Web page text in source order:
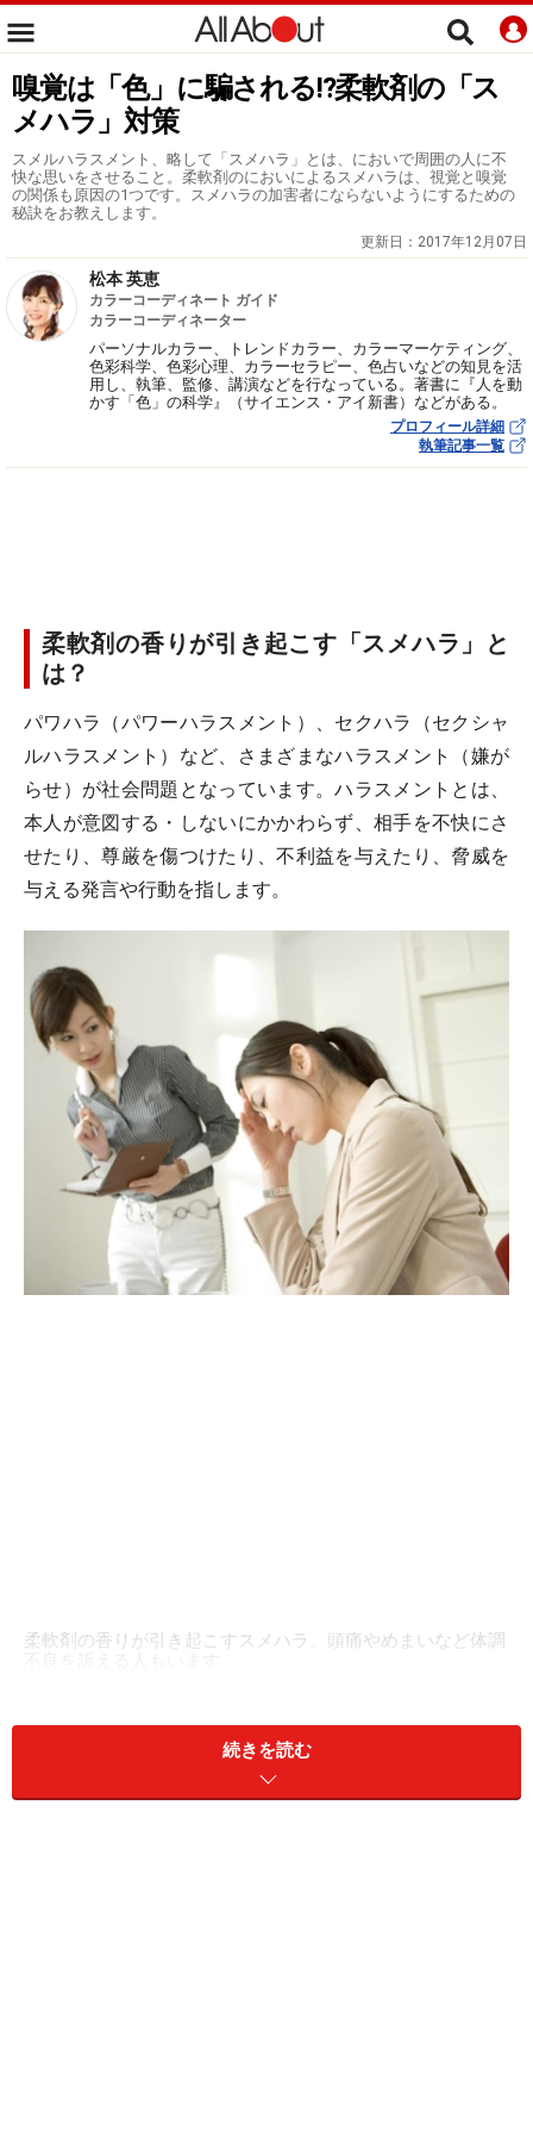
嗅覚は「色」に騙される!?柔軟剤の「ス
メハラ」対策
スメルハラスメント、略して「スメハラ」とは、においで周囲の人に不
快な思いをさせること。柔軟剤のにおいによるスメハラは、視覚と嗅覚
の関係も原因の1つです。スメハラの加害者にならないようにするための
秘訣をお教えします。
更新日： 2017年12月07日
松本 英恵
カラーコーディネート ガイド
カラーコーディネーター
パーソナルカラー、トレンドカラー、カラーマーケティング、
色彩科学、色彩心理、カラーセラピー、色占いなどの知見を活
用し、執筆、監修、講演などを行なっている。著書に『人を動
かす「色」の科学』（サイエンス・アイ新書）などがある。
プロフィール詳細
執筆記事一覧
柔軟剤の香りが引き起こす「スメハラ」と
は？
パワハラ（パワーハラスメント）、セクハラ（セクシャ
ルハラスメント）など、さまざまなハラスメント（嫌が
らせ）が社会問題となっています。ハラスメントとは、
本人が意図する・しないにかかわらず、相手を不快にさ
せたり、尊厳を傷つけたり、不利益を与えたり、脅威を
与える発言や行動を指します。
柔軟剤の香りが引き起こすスメハラ。頭痛やめまいなど体調
おいで周囲の人に不快な思いをさせること。主な原因は
口臭や、汗の臭い・加齢臭などの体臭です。最近では消
続きを読む